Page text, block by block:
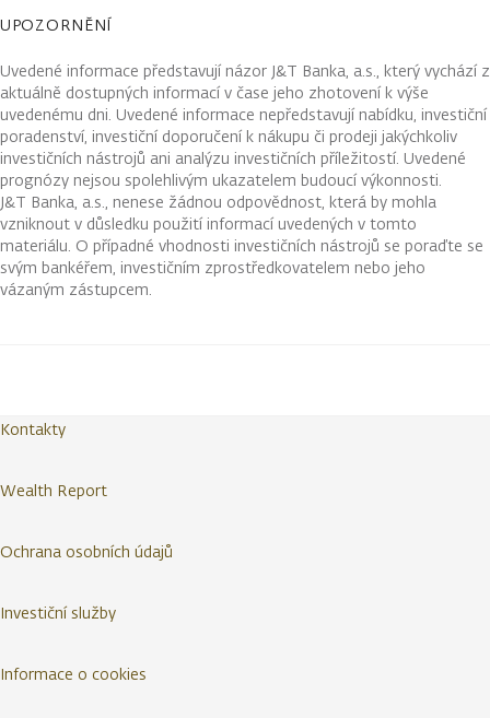
UPOZORNĚNÍ
Uvedené informace představují názor J&T Banka, a.s., který vychází z
aktuálně dostupných informací v čase jeho zhotovení k výše
uvedenému dni. Uvedené informace nepředstavují nabídku, investiční
poradenství, investiční doporučení k nákupu či prodeji jakýchkoliv
investičních nástrojů ani analýzu investičních příležitostí. Uvedené
prognózy nejsou spolehlivým ukazatelem budoucí výkonnosti.
J&T Banka, a.s., nenese žádnou odpovědnost, která by mohla
vzniknout v důsledku použití informací uvedených v tomto
materiálu. O případné vhodnosti investičních nástrojů se poraďte se
svým bankéřem, investičním zprostředkovatelem nebo jeho
vázaným zástupcem.
Kontakty
Wealth Report
Ochrana osobních údajů
Investiční služby
Informace o cookies